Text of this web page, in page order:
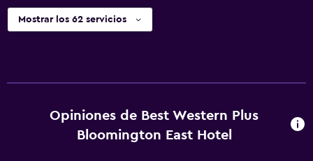
Mostrar los 62 servicios
Opiniones de Best Western Plus
Bloomington East Hotel